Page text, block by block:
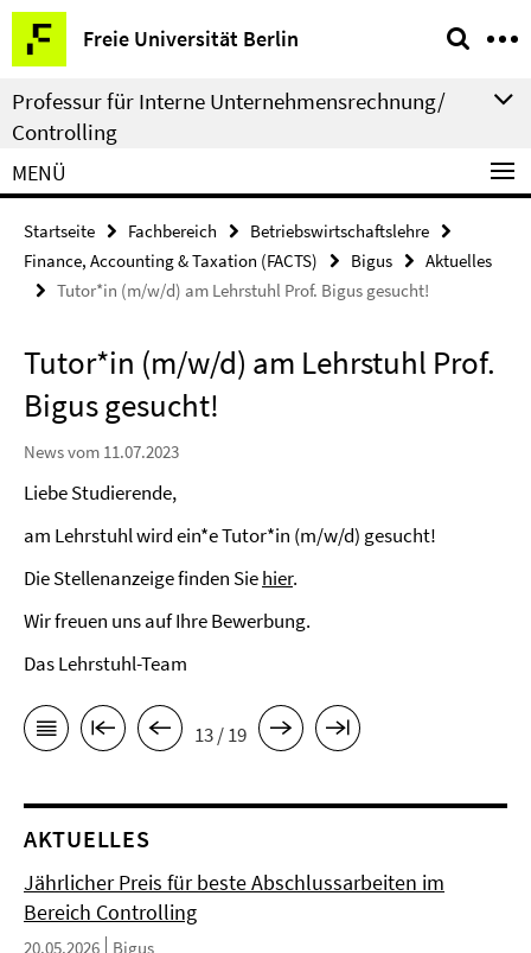
Springe
direkt
zu
Inhalt
Freie Universität Berlin
Service-
Navigation
Professur für Interne Unternehmensrechnung/
Controlling
MENÜ
Startseite Fachbereich
Betriebswirtschaftslehre
Finance, Accounting & Taxation (FACTS)
Bigus
Aktuelles
Tutor*in (m/w/d) am Lehrstuhl Prof. Bigus gesucht!
Tutor*in (m/w/d) am Lehrstuhl Prof.
Bigus gesucht!
News vom 11.07.2023
Liebe Studierende,
am Lehrstuhl wird ein*e Tutor*in (m/w/d) gesucht!
Die Stellenanzeige finden Siehier.
Wir freuen uns auf Ihre Bewerbung.
Das Lehrstuhl-Team
13 / 19
AKTUELLES
Jährlicher Preis für beste Abschlussarbeiten im
Bereich Controlling
20.05.2026 Bigus